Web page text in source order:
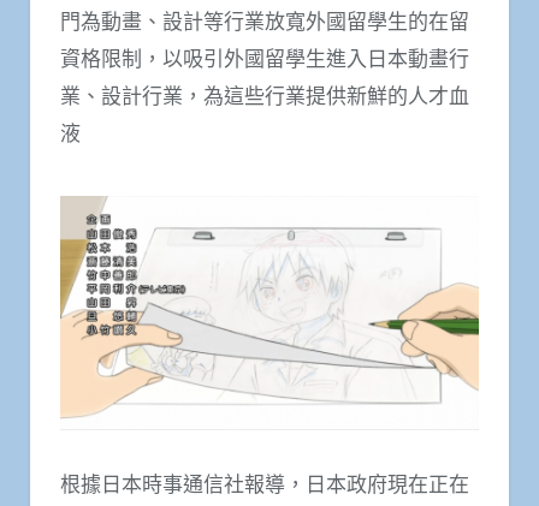
門為動畫、設計等行業放寬外國留學生的在留
資格限制，以吸引外國留學生進入日本動畫行
業、設計行業，為這些行業提供新鮮的人才血
液
根據日本時事通信社報導，日本政府現在正在